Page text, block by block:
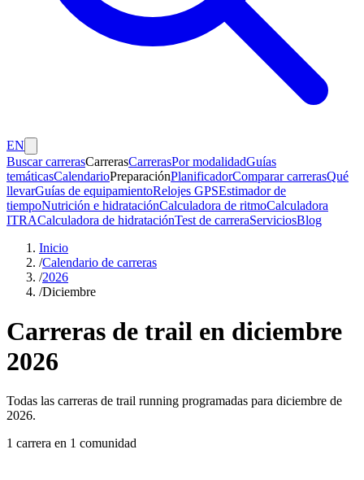
EN
Buscar carrerasCarrerasCarrerasPor modalidadGuías
temáticasCalendarioPreparaciónPlanificadorComparar carrerasQué
llevarGuías de equipamientoRelojes GPSEstimador de
tiempoNutrición e hidrataciónCalculadora de ritmoCalculadora
ITRACalculadora de hidrataciónTest de carreraServiciosBlog
Inicio
/Calendario de carreras
/2026
/Diciembre
Carreras de trail en diciembre
2026
Todas las carreras de trail running programadas para diciembre de
2026.
1 carrera en 1 comunidad